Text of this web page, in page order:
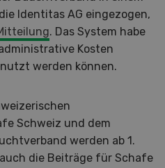
Identitas AG eingezogen,
. Das System habe
Kosten
werden können.
Schweiz und dem
werden ab 1.
die Beiträge für Schafe